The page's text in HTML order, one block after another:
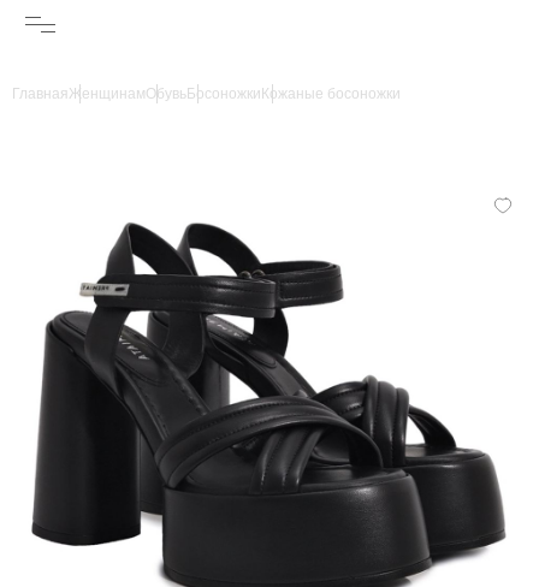
ГлавнаяЖенщинамОбувьБосоножки Кожаные босоножки